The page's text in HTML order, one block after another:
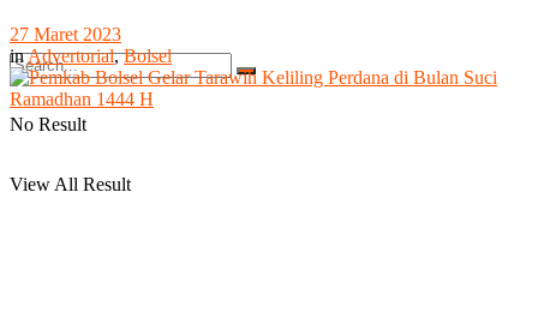
No Result
View All Result
27 Maret 2023
inAdvertorial,Bolsel